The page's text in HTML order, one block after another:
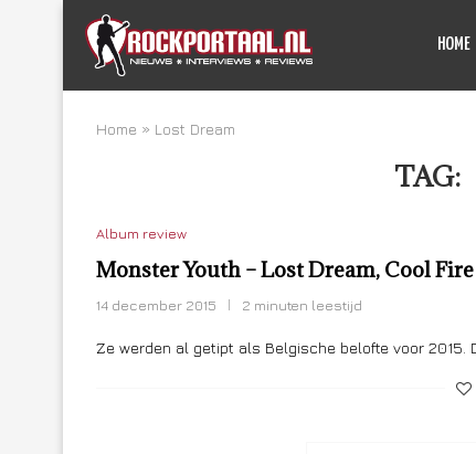
HOME
Home » Lost Dream
TAG:
Album review
Monster Youth – Lost Dream, Cool Fire
14 december 2015 2 minuten leestijd
Ze werden al getipt als Belgische belofte voor 2015.